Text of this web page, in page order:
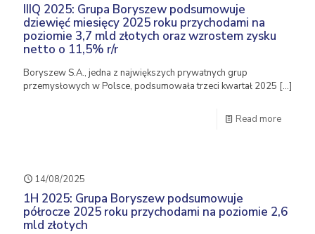
IIIQ 2025: Grupa Boryszew podsumowuje
dziewięć miesięcy 2025 roku przychodami na
poziomie 3,7 mld złotych oraz wzrostem zysku
netto o 11,5% r/r
Boryszew S.A., jedna z największych prywatnych grup
przemysłowych w Polsce, podsumowała trzeci kwartał 2025 […]
Read more
14/08/2025
1H 2025: Grupa Boryszew podsumowuje
półrocze 2025 roku przychodami na poziomie 2,6
mld złotych